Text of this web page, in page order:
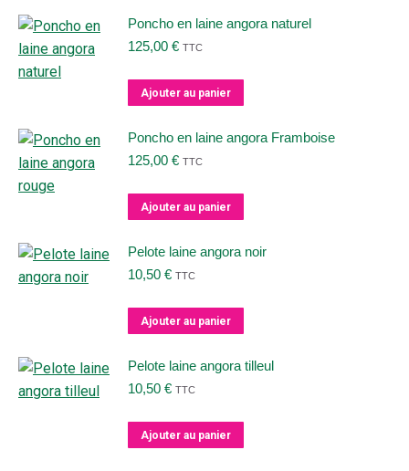
Poncho en laine angora naturel
125,00 € TTC
Ajouter au panier
Poncho en laine angora Framboise
125,00 € TTC
Ajouter au panier
Pelote laine angora noir
10,50 € TTC
Ajouter au panier
Pelote laine angora tilleul
10,50 € TTC
Ajouter au panier